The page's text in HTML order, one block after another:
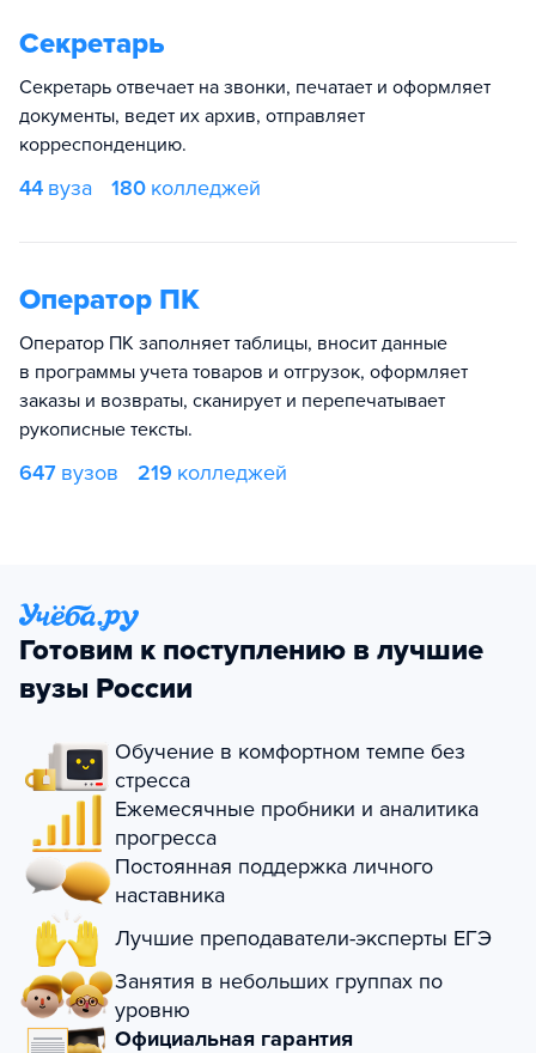
Секретарь
Секретарь отвечает на звонки, печатает и оформляет
документы, ведет их архив, отправляет
корреспонденцию.
44 вуза 180 колледжей
Оператор ПК
Оператор ПК заполняет таблицы, вносит данные
в программы учета товаров и отгрузок, оформляет
заказы и возвраты, сканирует и перепечатывает
рукописные тексты.
647 вузов 219 колледжей
Готовим к поступлению в лучшие
вузы России
Обучение в комфортном темпе без
стресса
Ежемесячные пробники и аналитика
прогресса
Постоянная поддержка личного
наставника
Лучшие преподаватели-эксперты ЕГЭ
Занятия в небольших группах по
уровню
Официальная гарантия